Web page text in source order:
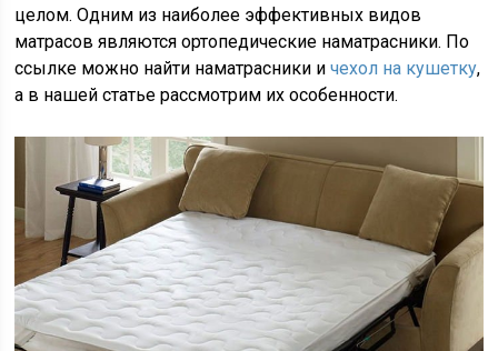
целом. Одним из наиболее эффективных видов
матрасов являются ортопедические наматрасники. По
ссылке можно найти наматрасники ичехол на кушетку,
а в нашей статье рассмотрим их особенности.